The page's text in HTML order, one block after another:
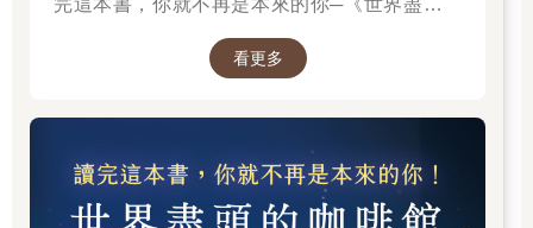
完這本書，你就不再是本來的你─《世界盡頭的
看更多